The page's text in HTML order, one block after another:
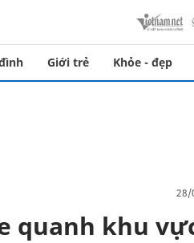
Giới trẻ Khỏe - đẹp
28/
quanh khu